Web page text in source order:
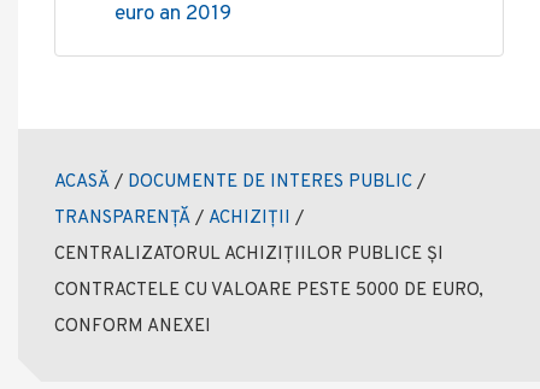
euro an 2019
ACASĂ / DOCUMENTE DE INTERES PUBLIC /
TRANSPARENȚĂ / ACHIZIȚII /
CENTRALIZATORUL ACHIZIȚIILOR PUBLICE ȘI
CONTRACTELE CU VALOARE PESTE 5000 DE EURO,
CONFORM ANEXEI